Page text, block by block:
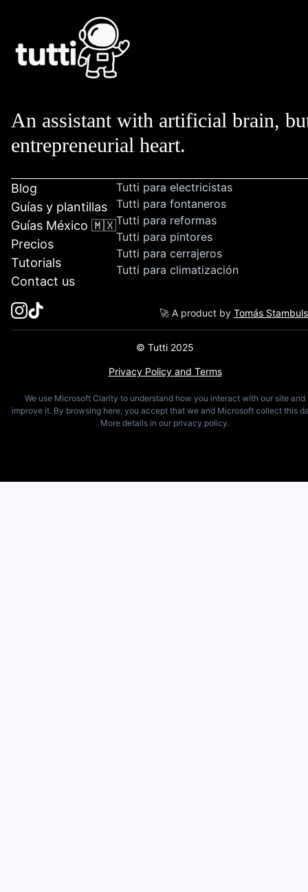
An assistant with artificial brain,
entrepreneurial heart.
Blog
Guías y plantillas
Guías México 🇲🇽
Precios
Tutorials
Contact us
Tutti para electricistas
Tutti para fontaneros
Tutti para reformas
Tutti para pintores
Tutti para cerrajeros
Tutti para climatización
🚀 A product by Tomás
© Tutti 2025
Privacy Policy and Terms
We use Microsoft Clarity to understand how you interact with our site and
improve it. By browsing here, you accept that we and Microsoft collect this
More details in our privacy policy.